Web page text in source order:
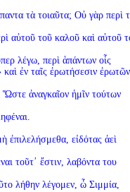
τὰ τοιαῦτα; Οὐ γὰρ περὶ
αὐτοῦ τοῦ καλοῦ καὶ αὐτοῦ
λέγω, περὶ ἁπάντων οἷς
ἐν ταῖς ἐρωτήσεσιν
Ὥστε ἀναγκαῖον ἡμῖν τούτων
ἐπιλελήσμεθα, εἰδότας ἀεὶ
τοῦτ᾽ ἔστιν, λαβόντα του
λήθην λέγομεν, ὦ Σιμμία,